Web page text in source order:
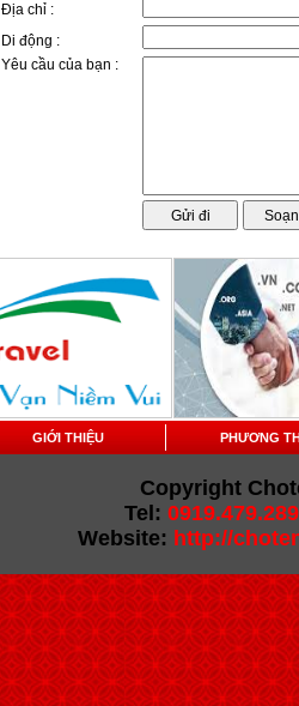
Địa chỉ :
Di động :
Yêu cầu của bạn :
GIỚI THIỆU PHƯƠNG
Copyright
Tel: 0919.479.289
Website: http://